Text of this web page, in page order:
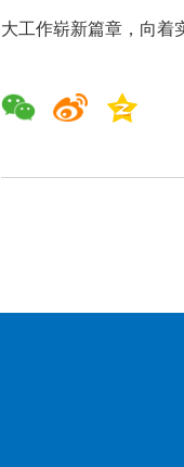
大工作崭新篇章，向着